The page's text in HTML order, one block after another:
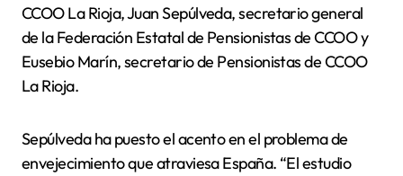
CCOO La Rioja, Juan Sepúlveda, secretario general
de la Federación Estatal de Pensionistas de CCOO y
Eusebio Marín, secretario de Pensionistas de CCOO
La Rioja.
Sepúlveda ha puesto el acento en el problema de
envejecimiento que atraviesa España. “El estudio